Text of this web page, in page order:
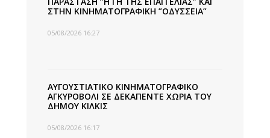
ΣΤΗΝ ΚΙΝΗΜΑΤΟΓΡΑΦΙΚΗ ”ΟΔΥΣΣΕΙΑ”
05/08/2026 16:27
ΑΥΓΟΥΣΤΙΑΤΙΚΟ ΚΙΝΗΜΑΤΟΓΡΑΦΙΚΟ
ΑΓΚΥΡΟΒΟΛΙ ΣΕ ΔΕΚΑΠΕΝΤΕ ΧΩΡΙΑ ΤΟΥ
ΔΗΜΟΥ ΚΙΛΚΙΣ
05/08/2026 16:17